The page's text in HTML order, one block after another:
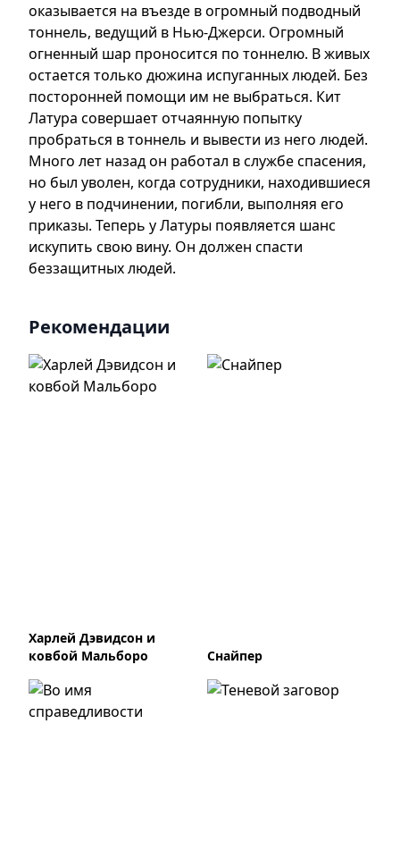
оказывается на въезде в огромный подводный
тоннель, ведущий в Нью-Джерси. Огромный
огненный шар проносится по тоннелю. В живых
остается только дюжина испуганных людей. Без
посторонней помощи им не выбраться. Кит
Латура совершает отчаянную попытку
пробраться в тоннель и вывести из него людей.
Много лет назад он работал в службе спасения,
но был уволен, когда сотрудники, находившиеся
у него в подчинении, погибли, выполняя его
приказы. Теперь у Латуры появляется шанс
искупить свою вину. Он должен спасти
беззащитных людей.
Рекомендации
Харлей Дэвидсон и
ковбой Мальборо
Снайпер